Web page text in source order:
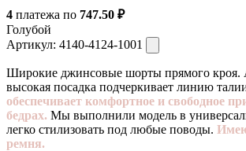
4 платежа по 747.50 ₽
Голубой
Артикул: 4140-4124-1001
Широкие джинсовые шорты прямого кроя.
высокая посадка подчеркивает линию
обеспечивает комфортное и свободное
бедрах. Мы выполнили модель в
легко стилизовать под любые поводы.
ремня.